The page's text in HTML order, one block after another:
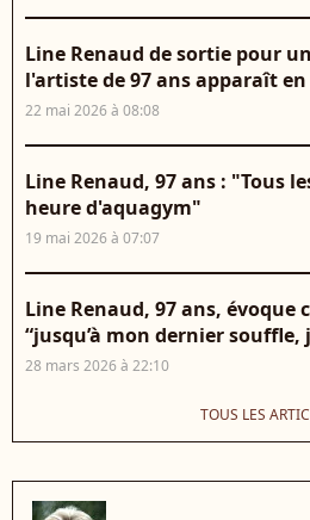
Line Renaud de sortie pour
l'artiste de 97 ans apparaît
22 mai 2026 à 08:08
Line Renaud, 97 ans : "Tous
heure d'aquagym"
19 mai 2026 à 07:07
Line Renaud, 97 ans, évoque
“jusqu’à mon dernier souffle,
28 mars 2026 à 22:10
TOUS LES